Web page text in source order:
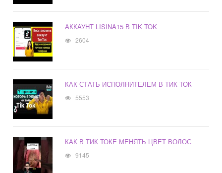
АККАУНТ LISINA15 В TIK TOK
2604
КАК СТАТЬ ИСПОЛНИТЕЛЕМ В ТИК ТОК
5553
КАК В ТИК ТОКЕ МЕНЯТЬ ЦВЕТ ВОЛОС
9145